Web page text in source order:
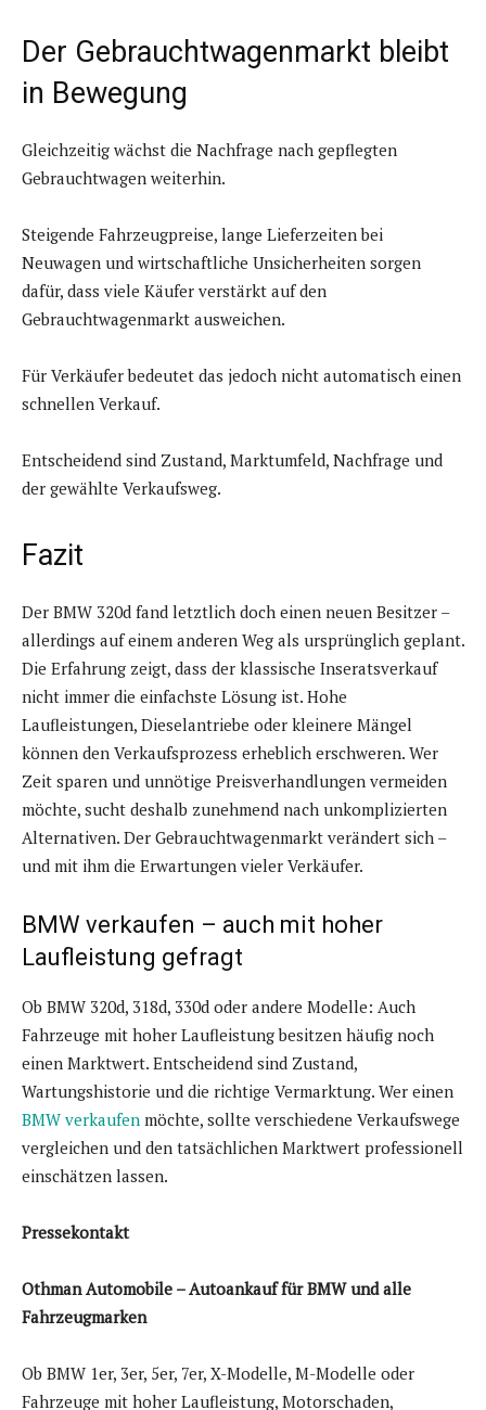
Der Gebrauchtwagenmarkt bleibt
in Bewegung
Gleichzeitig wächst die Nachfrage nach gepflegten
Gebrauchtwagen weiterhin.
Steigende Fahrzeugpreise, lange Lieferzeiten bei
Neuwagen und wirtschaftliche Unsicherheiten sorgen
dafür, dass viele Käufer verstärkt auf den
Gebrauchtwagenmarkt ausweichen.
Für Verkäufer bedeutet das jedoch nicht automatisch einen
schnellen Verkauf.
Entscheidend sind Zustand, Marktumfeld, Nachfrage und
der gewählte Verkaufsweg.
Fazit
Der BMW 320d fand letztlich doch einen neuen Besitzer –
allerdings auf einem anderen Weg als ursprünglich geplant.
Die Erfahrung zeigt, dass der klassische Inseratsverkauf
nicht immer die einfachste Lösung ist. Hohe
Laufleistungen, Dieselantriebe oder kleinere Mängel
können den Verkaufsprozess erheblich erschweren. Wer
Zeit sparen und unnötige Preisverhandlungen vermeiden
möchte, sucht deshalb zunehmend nach unkomplizierten
Alternativen. Der Gebrauchtwagenmarkt verändert sich –
und mit ihm die Erwartungen vieler Verkäufer.
BMW verkaufen – auch mit hoher
Laufleistung gefragt
Ob BMW 320d, 318d, 330d oder andere Modelle: Auch
Fahrzeuge mit hoher Laufleistung besitzen häufig noch
einen Marktwert. Entscheidend sind Zustand,
Wartungshistorie und die richtige Vermarktung. Wer einen
BMW verkaufen möchte, sollte verschiedene Verkaufswege
vergleichen und den tatsächlichen Marktwert professionell
einschätzen lassen.
Pressekontakt
Othman Automobile – Autoankauf für BMW und alle
Fahrzeugmarken
Ob BMW 1er, 3er, 5er, 7er, X-Modelle, M-Modelle oder
Fahrzeuge mit hoher Laufleistung, Motorschaden,